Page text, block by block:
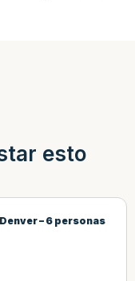
esto
Amber Aero Plus –